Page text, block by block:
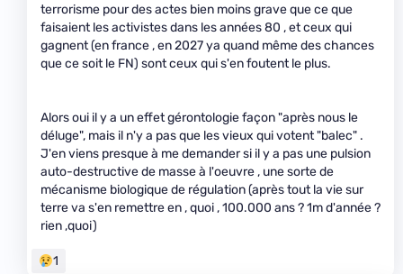
terrorisme pour des actes bien moins grave que ce que
faisaient les activistes dans les années 80 , et ceux qui
gagnent (en france , en 2027 ya quand même des chances
que ce soit le FN) sont ceux qui s'en foutent le plus.
Alors oui il y a un effet gérontologie façon "après nous le
déluge", mais il n'y a pas que les vieux qui votent "balec" .
J'en viens presque à me demander si il y a pas une pulsion
auto-destructive de masse à l'oeuvre , une sorte de
mécanisme biologique de régulation (après tout la vie sur
terre va s'en remettre en , quoi , 100.000 ans ? 1m d'année ?
rien ,quoi)
1